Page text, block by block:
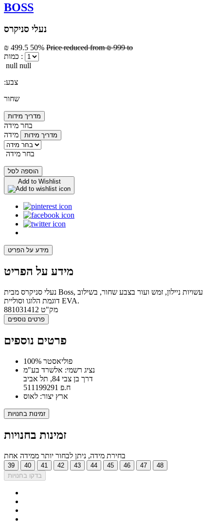
BOSS
נעלי סניקרס
₪ 499.5 50% Price reduced from₪ 999 to
כמות :
null null
:צבע
שחור
מדריך מידות
בחר מידה
מידה
מדריך מידות
בחר מידה
הוספה לסל
Add to Wishlist
מידע על הפריט
מידע על הפריט
נעלי סניקרס מבית Boss, עשויות ניילון, זמש ועור בצבע שחור, בשילוב
דוגמת הלוגו וסוליית EVA.
מק"ט 881031412
פרטים נוספים
פרטים נוספים
100% פוליאסטר
נציג רשמי: אלשרד בע"מ
דרך בן צבי 84, תל אביב
ח.פ 511199291
ארץ יצור: לאוס
זמינות בחנויות
זמינות בחנויות
בחירת מידה, ניתן לבחור יותר ממידה אחת
39 40 41 42 43 44 45 46 47
48
בדקו בחנויות